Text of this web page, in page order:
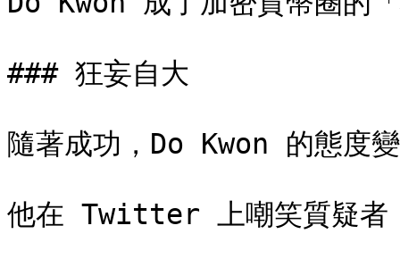
### 狂妄自大
隨著成功，Do Kwon 的態度
他在 Twitter 上嘲笑質疑者